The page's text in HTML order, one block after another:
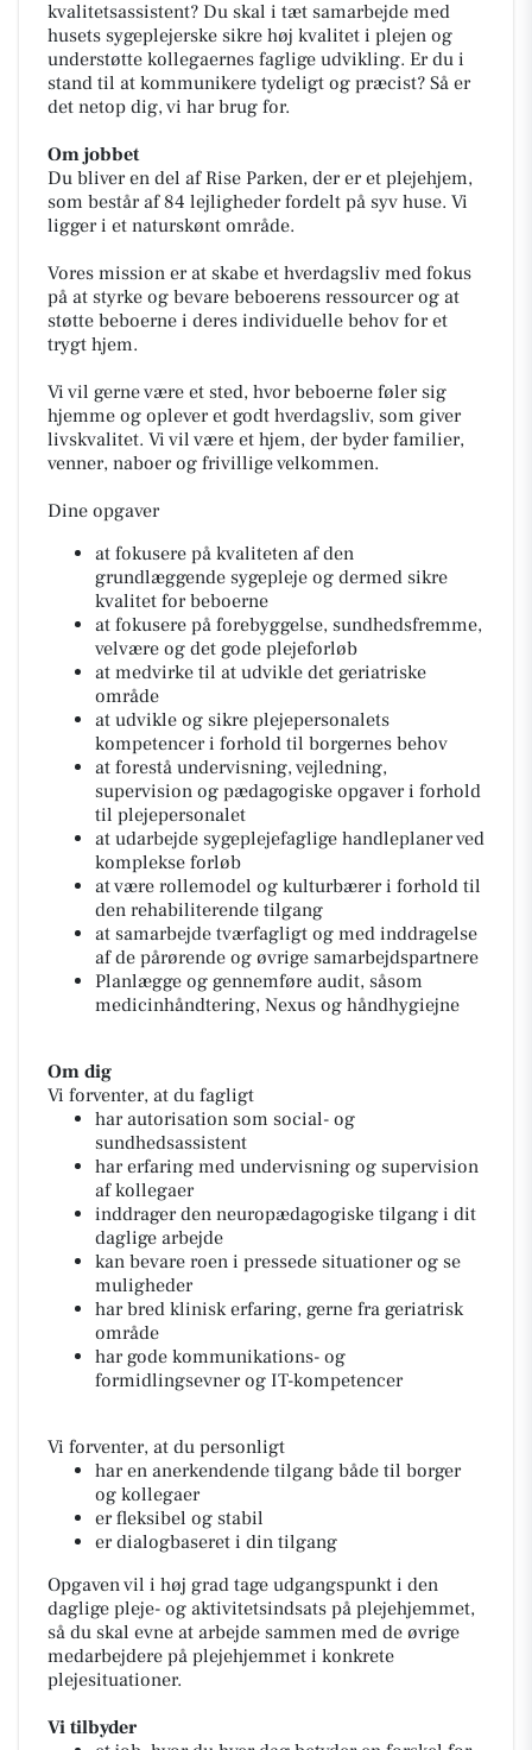
kvalitetsassistent? Du skal i tæt samarbejde med
husets sygeplejerske sikre høj kvalitet i plejen og
understøtte kollegaernes faglige udvikling. Er du i
stand til at kommunikere tydeligt og præcist? Så er
det netop dig, vi har brug for.
Om jobbet
Du bliver en del af Rise Parken, der er et plejehjem,
som består af 84 lejligheder fordelt på syv huse. Vi
ligger i et naturskønt område.
Vores mission er at skabe et hverdagsliv med fokus
på at styrke og bevare beboerens ressourcer og at
støtte beboerne i deres individuelle behov for et
trygt hjem.
Vi vil gerne være et sted, hvor beboerne føler sig
hjemme og oplever et godt hverdagsliv, som giver
livskvalitet. Vi vil være et hjem, der byder familier,
venner, naboer og frivillige velkommen.
Dine opgaver
at fokusere på kvaliteten af den
grundlæggende sygepleje og dermed sikre
kvalitet for beboerne
at fokusere på forebyggelse, sundhedsfremme,
velvære og det gode plejeforløb
at medvirke til at udvikle det geriatriske
område
at udvikle og sikre plejepersonalets
kompetencer i forhold til borgernes behov
at forestå undervisning, vejledning,
supervision og pædagogiske opgaver i forhold
til plejepersonalet
at udarbejde sygeplejefaglige handleplaner ved
komplekse forløb
at være rollemodel og kulturbærer i forhold til
den rehabiliterende tilgang
at samarbejde tværfagligt og med inddragelse
af de pårørende og øvrige samarbejdspartnere
Planlægge og gennemføre audit, såsom
medicinhåndtering, Nexus og håndhygiejne
Om dig
Vi forventer, at du fagligt
har autorisation som social- og
sundhedsassistent
har erfaring med undervisning og supervision
af kollegaer
inddrager den neuropædagogiske tilgang i dit
daglige arbejde
kan bevare roen i pressede situationer og se
muligheder
har bred klinisk erfaring, gerne fra geriatrisk
område
har gode kommunikations- og
formidlingsevner og IT-kompetencer
Vi forventer, at du personligt
har en anerkendende tilgang både til borger
og kollegaer
er fleksibel og stabil
er dialogbaseret i din tilgang
Opgaven vil i høj grad tage udgangspunkt i den
daglige pleje- og aktivitetsindsats på plejehjemmet,
så du skal evne at arbejde sammen med de øvrige
medarbejdere på plejehjemmet i konkrete
plejesituationer.
Vi tilbyder